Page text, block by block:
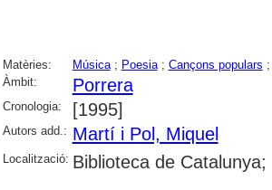
Matèries: Música; Poesia; Cançons populars
Àmbit:
Porrera
Cronologia: [1995]
Autors add.: Martí i Pol, Miquel
Localització: Biblioteca de